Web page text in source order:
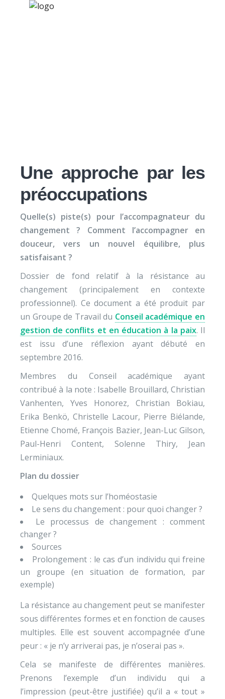
Une approche par les
préoccupations
Quelle(s) piste(s) pour l’accompagnateur du
changement ? Comment l’accompagner en
douceur, vers un nouvel équilibre, plus
satisfaisant ?
Dossier de fond relatif à la résistance au
changement (principalement en contexte
professionnel). Ce document a été produit par
un Groupe de Travail du Conseil académique en
gestion de conflits et en éducation à la paix. Il
est issu d’une réflexion ayant débuté en
septembre 2016.
Membres du Conseil académique ayant
contribué à la note : Isabelle Brouillard, Christian
Vanhenten, Yves Honorez, Christian Bokiau,
Erika Benkö, Christelle Lacour, Pierre Biélande,
Etienne Chomé, François Bazier, Jean-Luc Gilson,
Paul-Henri Content, Solenne Thiry, Jean
Lerminiaux.
Plan du dossier
Quelques mots sur l’homéostasie
Le sens du changement : pour quoi changer ?
Le processus de changement : comment
changer ?
Sources
Prolongement : le cas d’un individu qui freine
un groupe (en situation de formation, par
exemple)
La résistance au changement peut se manifester
sous différentes formes et en fonction de causes
multiples. Elle est souvent accompagnée d’une
peur : « je n’y arriverai pas, je n’oserai pas ».
Cela se manifeste de différentes manières.
Prenons l’exemple d’un individu qui a
l’impression (peut-être justifiée) qu’il a « tout »